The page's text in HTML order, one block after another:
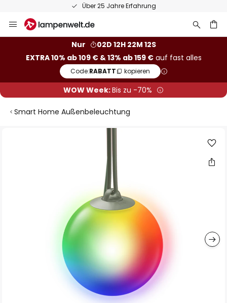
Über 25 Jahre Erfahrung
Inhalt
Nur
02D 12H 22M 11S
EXTRA 10% ab 109 € & 13% ab 159 €auf fast alles
Code:RABATT kopieren
WOW Week:Bis zu -70%
Smart Home Außenbeleuchtung